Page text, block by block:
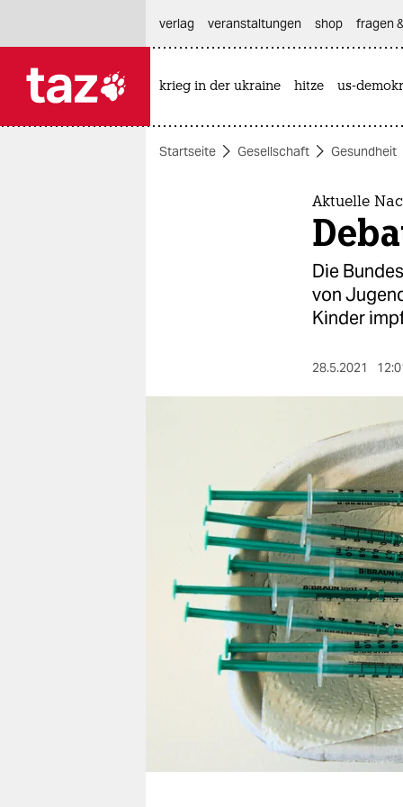
themen
wahrheit
verlag
veranstaltungen
fragen & hilfe
unterstützen
genossenschaft
verlag
veranstaltungen shop fragen
krieg in der ukraine hitze us-
Startseite Gesellschaft Gesundheit
Aktuelle
Die
von
Kinder
28.5.2021